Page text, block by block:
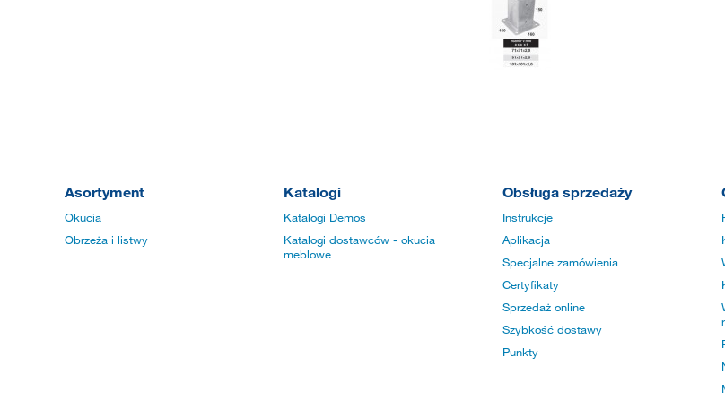
Asortyment
Okucia
Obrzeża i listwy
Katalogi
Katalogi Demos
Katalogi dostawców - okucia
meblowe
Obsługa sprzedaży
Instrukcje
Aplikacja
Specjalne zamówienia
Certyfikaty
Sprzedaż online
Szybkość dostawy
Punkty